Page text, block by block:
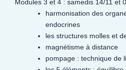
Modules 3 et 4 : samedis 14/11 et
harmonisation des
endocrines
les structures molles et
magnétisme à distance
pompage : technique de